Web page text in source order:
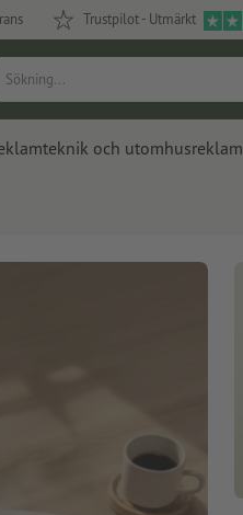
Trustpilot - Utmärkt
och utomhusreklam